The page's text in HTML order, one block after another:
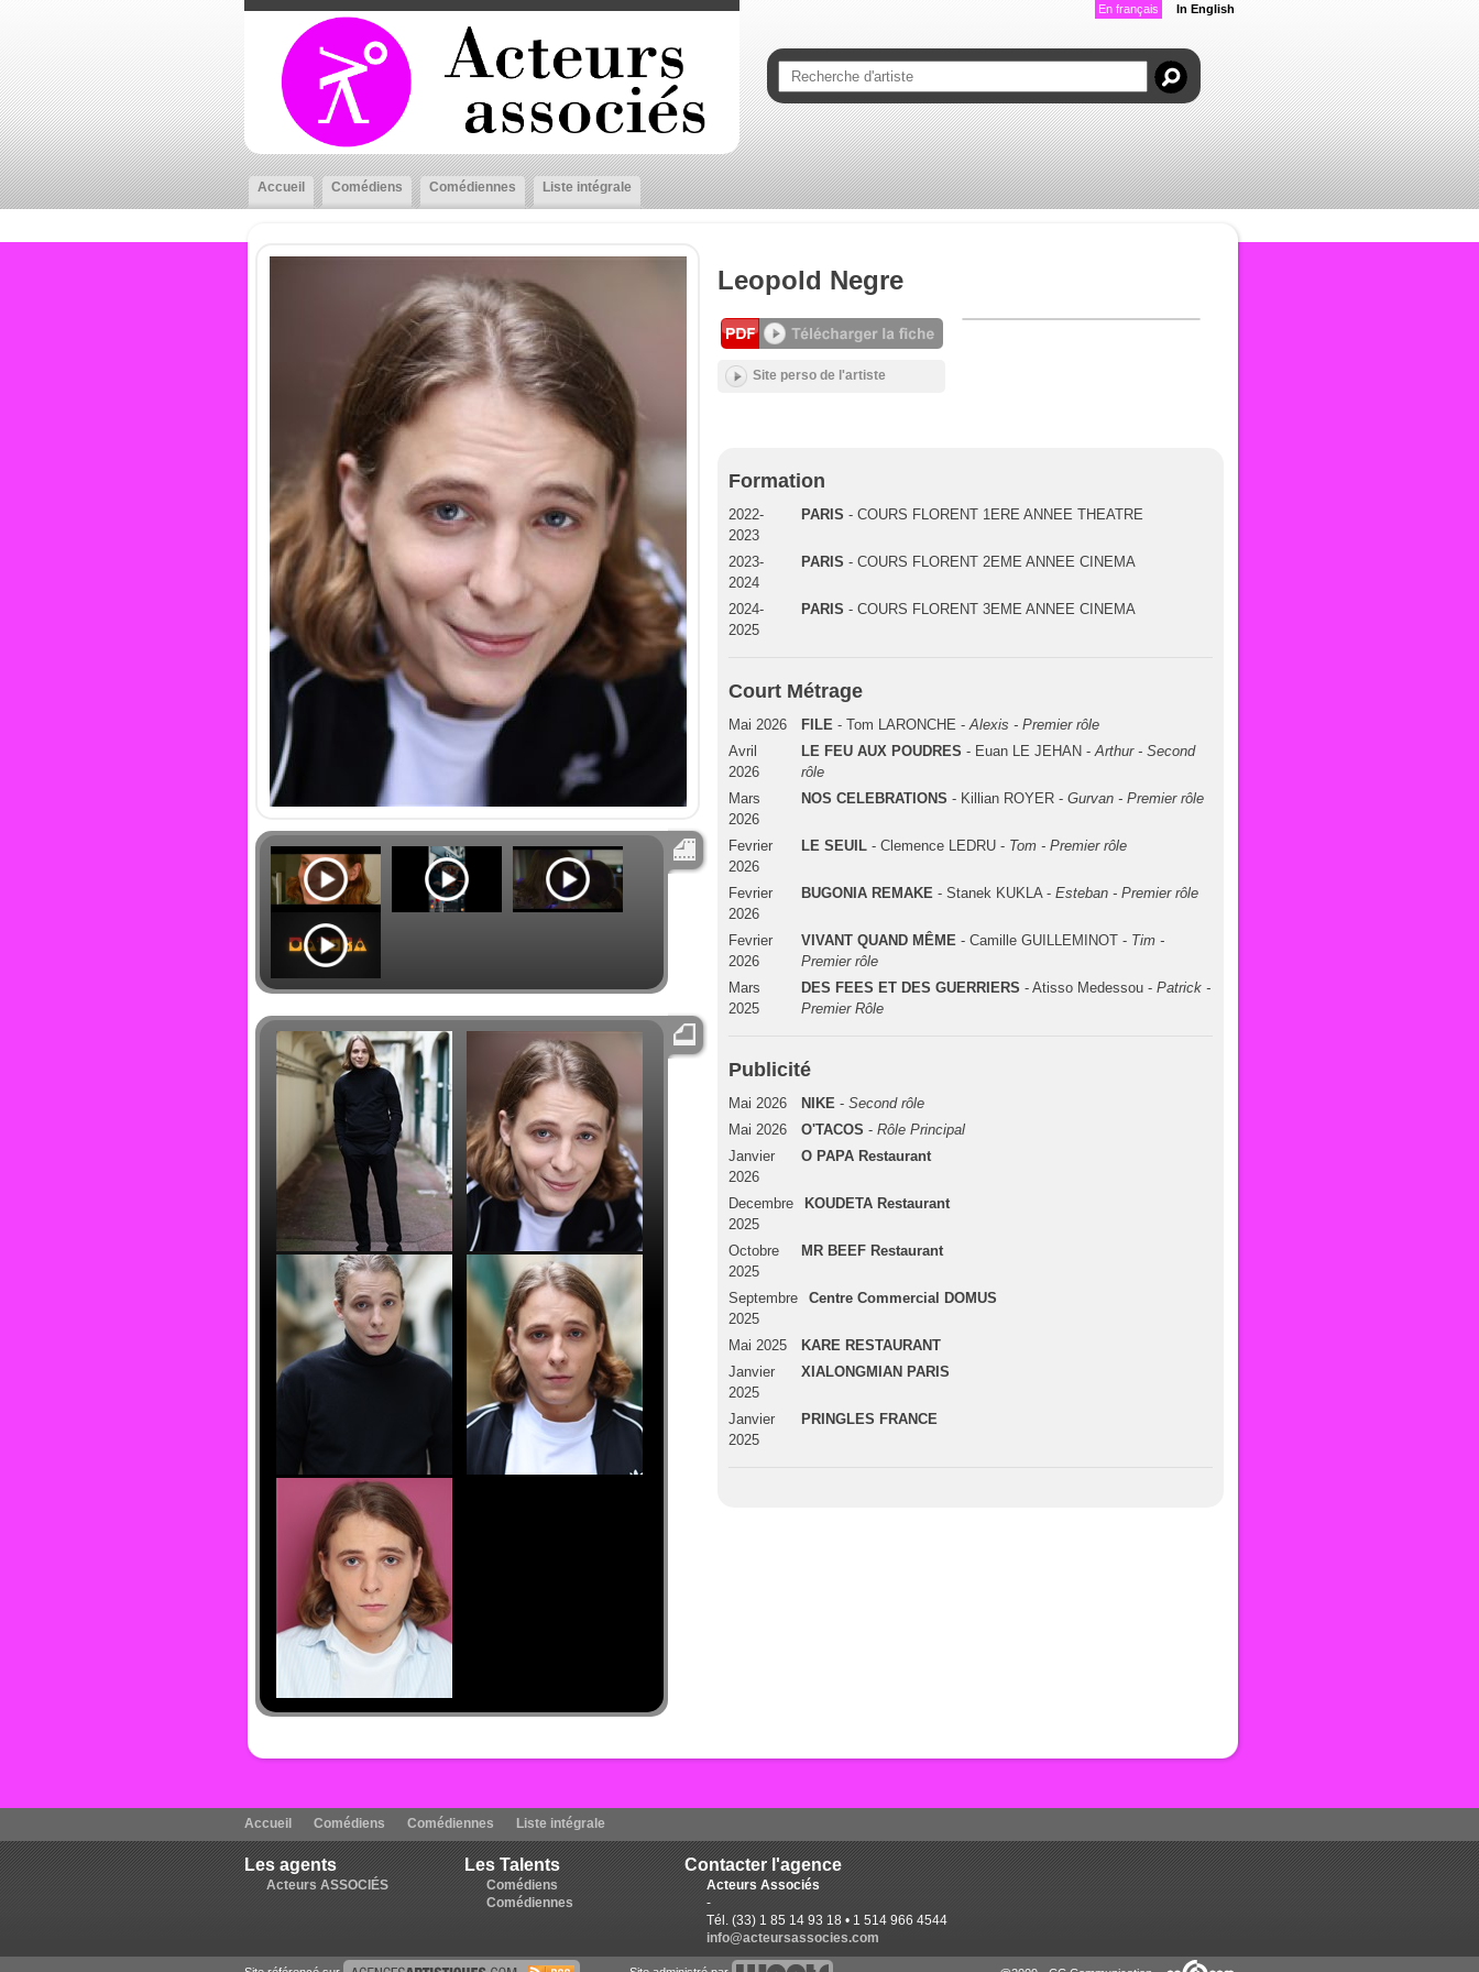
En français In English
Accueil Comédiens Comédiennes Liste intégrale
Leopold Negre
Site perso de l'artiste
Formation
2022-
2023
PARIS - COURS FLORENT 1ERE ANNEE THEATRE
2023-
2024
PARIS - COURS FLORENT 2EME ANNEE CINEMA
2024-
2025
PARIS - COURS FLORENT 3EME ANNEE CINEMA
Court Métrage
Mai 2026 FILE - Tom LARONCHE -Alexis - Premier rôle
Avril
2026
LE FEU AUX POUDRES - Euan LE JEHAN -Arthur - Second
rôle
Mars
2026
NOS CELEBRATIONS - Killian ROYER -Gurvan - Premier rôle
Fevrier
2026
LE SEUIL - Clemence LEDRU - Tom - Premier rôle
Fevrier
2026
BUGONIA REMAKE - Stanek KUKLA -Esteban - Premier rôle
Fevrier
2026
VIVANT QUAND MÊME - Camille GUILLEMINOT - Tim -
Premier rôle
Mars
2025
DES FEES ET DES GUERRIERS - Atisso Medessou -Patrick -
Premier Rôle
Publicité
Mai 2026 NIKE -Second rôle
Mai 2026
O'TACOS -Rôle Principal
Janvier
2026
O PAPA Restaurant
Decembre
2025
KOUDETA Restaurant
Octobre
2025
MR BEEF Restaurant
Septembre
2025
Centre Commercial DOMUS
Mai 2025
KARE RESTAURANT
Janvier
2025
XIALONGMIAN PARIS
Janvier
2025
PRINGLES FRANCE
Accueil Comédiens Comédiennes Liste intégrale
Les agents
Acteurs ASSOCIÉS
Les Talents
Comédiens
Comédiennes
Contacter l'agence
Acteurs Associés
-
Tél. (33) 1 85 14 93 18 • 1 514 966 4544
info@acteursassocies.com